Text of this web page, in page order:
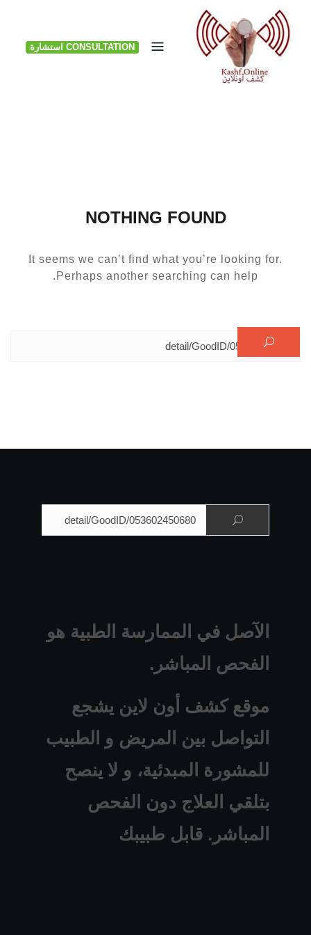
Skip
content
CONSULTATION استشارة
NOTHING FOUND
It seems we can’t find what you’re looking for.
Perhaps another searching can help.
البحث عن:
الآصل في الممارسة الطبية هو
الفحص المباشر.
موقع كشف أون لاين يشجع
التواصل بين المريض و الطبيب
للمشورة المبدئية، و لا ينصح
بتلقي العلاج دون الفحص
المباشر. قابل طبيبك